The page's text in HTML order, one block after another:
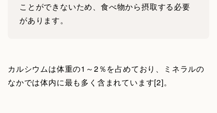
ことができないため、食べ物から摂取する必要
があります。
カルシウムは体重の1～2％を占めており、ミネラルの
なかでは体内に最も多く含まれています[2]。